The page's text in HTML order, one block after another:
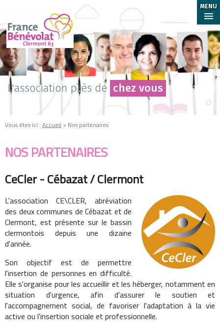
MENU
L'association près de chez vous
Vous êtes ici : Accueil > Nos partenaires
NOS PARTENAIRES
CeCler - Cébazat / Clermont
L'association CE\CLER, abréviation
des deux communes de Cébazat et de
Clermont, est présente sur le bassin
clermontois depuis une dizaine
d'année.
Son objectif est de permettre
l'insertion de personnes en difficulté.
Elle s'organise pour les accueillir et les héberger, notamment en
situation d'urgence, afin d'assurer le soutien et
l'accompagnement social, de favoriser l'adaptation à la vie
active ou l'insertion sociale et professionnelle.